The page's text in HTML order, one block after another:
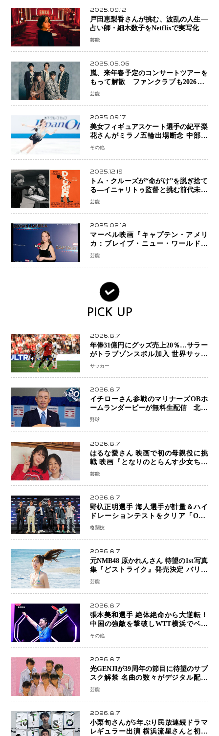
2025.09.12
戸田恵梨香さんが挑む、波乱の人生―
占い師・細木数子をNetflixで実写化
芸能
2025.05.06
嵐、来年春予定のコンサートツアーを
もって解散 ファンクラブも2026年5
月末で活動終了
芸能
2025.09.17
美女フィギュアスケート選手の紀平梨
花さんがミラノ五輪出場断念 中部選
手権欠場を発表「安全最優先の判断」
その他
2025.12.19
トム・クルーズが“命がけ”を脱ぎ捨て
る―イニャリトゥ監督と挑む前代未聞
の大惨事コメディ「DIGGER ディガ
芸能
2025.02.18
マーベル映画『キャプテン・アメリ
カ：ブレイブ・ニュー・ワールド』
新ブラック・ウィドウ役のシラ・ハー
芸能
PICK UP
2026.8.7
年俸31億円にグッズ売上20％…サラー
がトラブゾンスポル加入 世界サッカ
ーは「五大リーグ一強」から新時代へ
サッカー
2026.8.7
イチローさん参戦のマリナーズOBホ
ームランダービーが無料生配信 北米
ならではの“魅せる興行”に世界が注目
野球
2026.8.7
はるな愛さん 映画で初の母親役に挑
戦 映画『となりのとらんす少女ちゃ
ん』11月7日公開 未来の自分との対話
芸能
2026.8.7
野杁正明選手 海人選手が計量＆ハイ
ドレーションテストをクリア「ONE
SAMURAI 2」決戦へ万全の準備整う
格闘技
2026.8.7
元NMB48 原かれんさん 待望の1st写真
集『どストライク』発売決定 バリで
魅せる25歳の新境地
芸能
2026.8.7
張本美和選手 絶体絶命から大逆転！
中国の強敵を撃破しWTT横浜でベス
ト8進出
その他
2026.8.7
光GENJIが39周年の節目に待望のサブ
スク解禁 名曲の数々がデジタル配信
へ 40周年へ向け1年間で全作品を順次
芸能
2026.8.7
小栗旬さんが5年ぶり民放連続ドラマ
レギュラー出演 横浜流星さんと初共